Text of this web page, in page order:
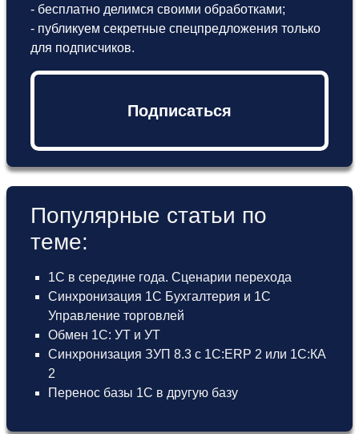
- бесплатно делимся своими обработками;
- публикуем секретные спецпредложения только
для подписчиков.
Подписаться
Популярные статьи по
теме:
1С в середине года. Сценарии перехода
Синхронизация 1С Бухгалтерия и 1С
Управление торговлей
Обмен 1С: УТ и УТ
Синхронизация ЗУП 8.3 с 1С:ERP 2 или 1С:КА
2
Перенос базы 1С в другую базу